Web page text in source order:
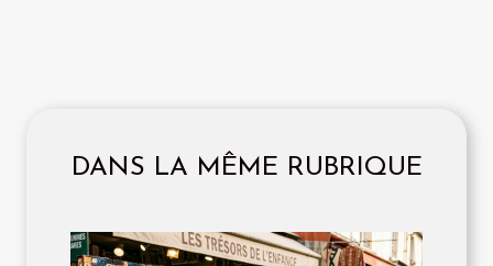
DANS LA MÊME RUBRIQUE